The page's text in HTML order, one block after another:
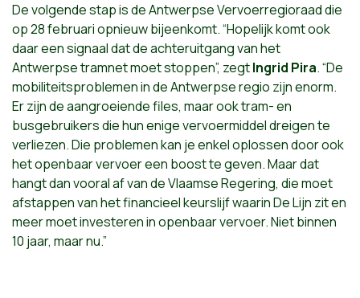
De volgende stap is de Antwerpse Vervoerregioraad die
op 28 februari opnieuw bijeenkomt. “Hopelijk komt ook
daar een signaal dat de achteruitgang van het
Antwerpse tramnet moet stoppen”, zegtIngrid Pira. “De
mobiliteitsproblemen in de Antwerpse regio zijn enorm.
Er zijn de aangroeiende files, maar ook tram- en
busgebruikers die hun enige vervoermiddel dreigen te
verliezen. Die problemen kan je enkel oplossen door ook
het openbaar vervoer een boost te geven. Maar dat
hangt dan vooral af van de Vlaamse Regering, die moet
afstappen van het financieel keurslijf waarin De Lijn zit en
meer moet investeren in openbaar vervoer. Niet binnen
10 jaar, maar nu.”